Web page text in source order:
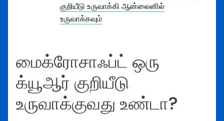
குறியீடு உருவாக்கி ஆன்லைனில்
உருவாக்கவும்
மைக்ரோசாஃப்ட் ஒரு
க்யூஆர் குறியீடு
உருவாக்குவது உண்டா?